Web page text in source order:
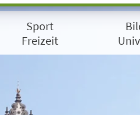
Sport
Freizeit